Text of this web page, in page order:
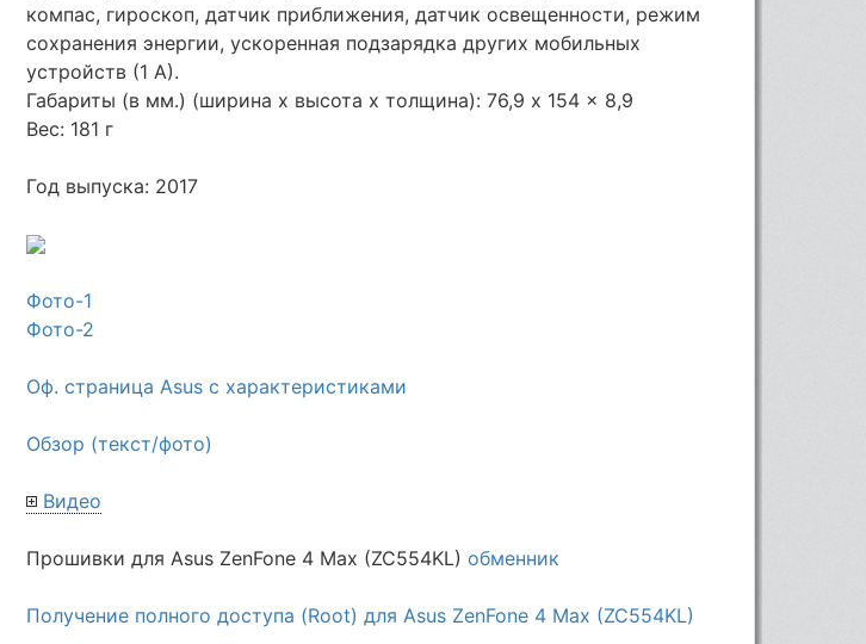
компас, гироскоп, датчик приближения, датчик освещенности, режим
сохранения энергии, ускоренная подзарядка других мобильных
устройств (1 А).
Габариты (в мм.) (ширина х высота х толщина): 76,9 x 154 x 8,9
Вес: 181 г
Год выпуска: 2017
Фото-1
Фото-2
Оф. страница Asus с характеристиками
Обзор (текст/фото)
Видео
Прошивки для Asus ZenFone 4 Max (ZC554KL)обменник
Получение полного доступа (Root) для Asus ZenFone 4 Max (ZC554KL)